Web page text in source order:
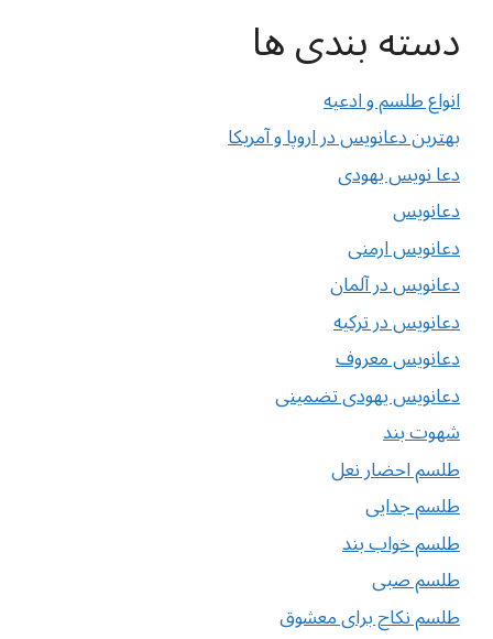
دسته بندی ها
انواع طلسم و ادعیه
بهترین دعانویس در اروپا و آمریکا
دعا نویس یهودی
دعانویس
دعانویس ارمنی
دعانویس در آلمان
دعانویس در ترکیه
دعانویس معروف
دعانویس یهودی تضمینی
شهوت بند
طلسم احضار نعل
طلسم جدایی
طلسم خواب بند
طلسم صبی
طلسم نکاح برای معشوق